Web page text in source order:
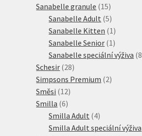
Sanabelle granule 1515
produktů
Sanabelle Adult 55
produktů
Sanabelle Kitten 1 1
produkt
Sanabelle Senior 1 1
produkt
Sanabelle speciální výživa 8
Schesir 2828
produktů
Simpsons Premium 22
Směsi 1212
Smilla 66
produktů
Smilla Adult 44
produkty
Smilla Adult speciální výživa